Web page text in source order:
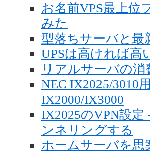
お名前VPS最上位
みた
型落ちサーバと最
UPSは高ければ高
リアルサーバの消
NEC IX2025/3010
IX2000/IX3000
IX2025のVPN設
ンネリングする
ホームサーバを思